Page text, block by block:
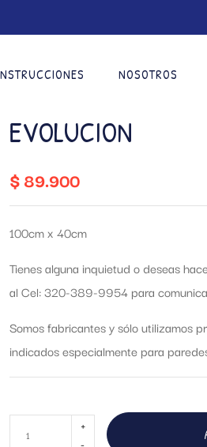
NOSOTROS
EVOLUCION
$89.900
100cm x 40cm
Tienes alguna inquietud o deseas
al Cel: 320-389-9954 para
Somos fabricantes y sólo utilizamos
indicados especialmente para